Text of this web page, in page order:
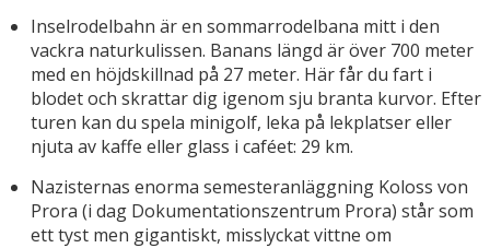
Inselrodelbahn är en sommarrodelbana mitt i den
vackra naturkulissen. Banans längd är över 700 meter
med en höjdskillnad på 27 meter. Här får du fart i
blodet och skrattar dig igenom sju branta kurvor. Efter
turen kan du spela minigolf, leka på lekplatser eller
njuta av kaffe eller glass i caféet: 29 km.
Nazisternas enorma semesteranläggning Koloss von
Prora (i dag Dokumentationszentrum Prora) står som
ett tyst men gigantiskt, misslyckat vittne om